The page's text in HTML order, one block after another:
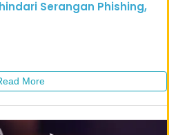
Serangan Phishing,
More